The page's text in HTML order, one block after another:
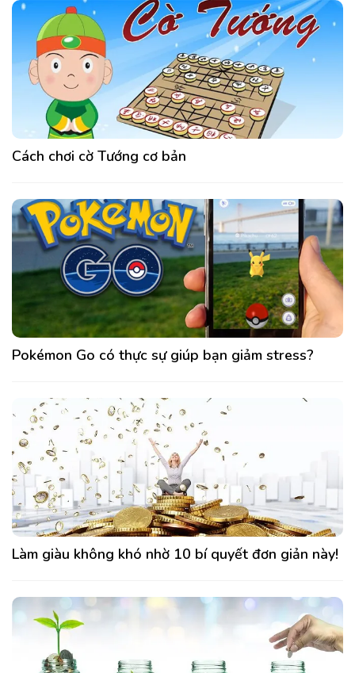
Cách chơi cờ Tướng cơ bản
Pokémon Go có thực sự giúp bạn giảm stress?
Làm giàu không khó nhờ 10 bí quyết đơn giản này!